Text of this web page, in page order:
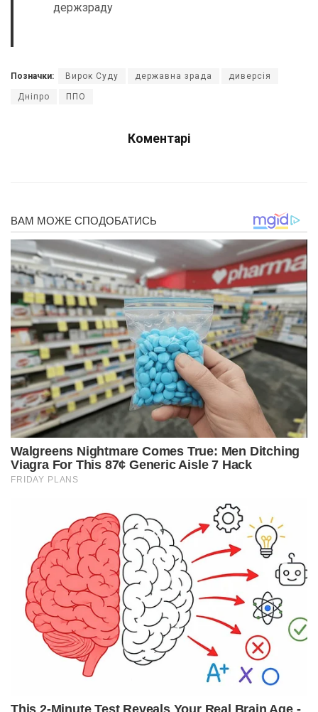
держзраду
Позначки: Вирок Суду державна зрада диверсія
Дніпро ППО
Коментарі